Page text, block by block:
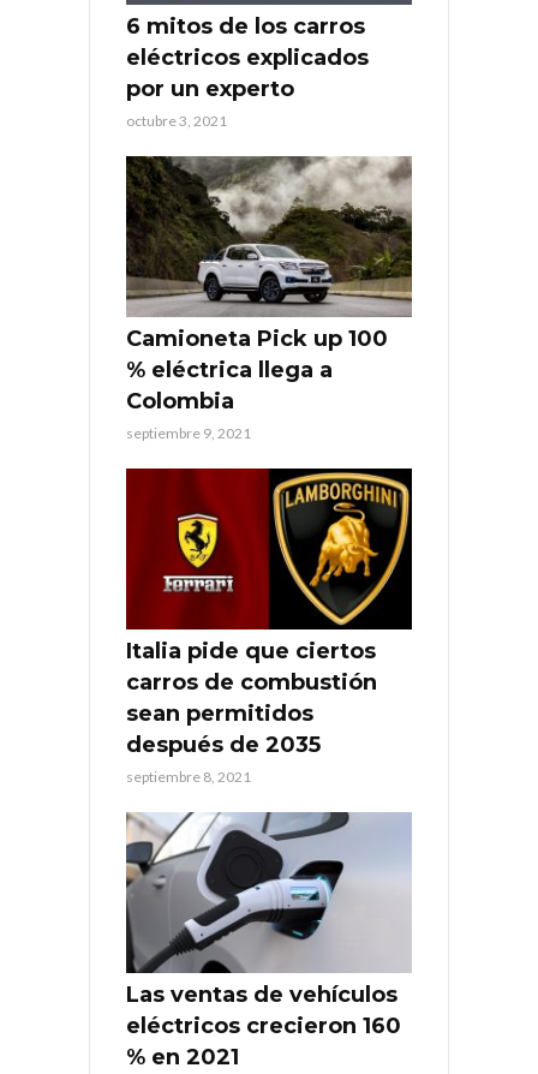
6 mitos de los carros
eléctricos explicados
por un experto
octubre 3, 2021
Camioneta Pick up 100
% eléctrica llega a
Colombia
septiembre 9, 2021
Italia pide que ciertos
carros de combustión
sean permitidos
después de 2035
septiembre 8, 2021
Las ventas de vehículos
eléctricos crecieron 160
% en 2021